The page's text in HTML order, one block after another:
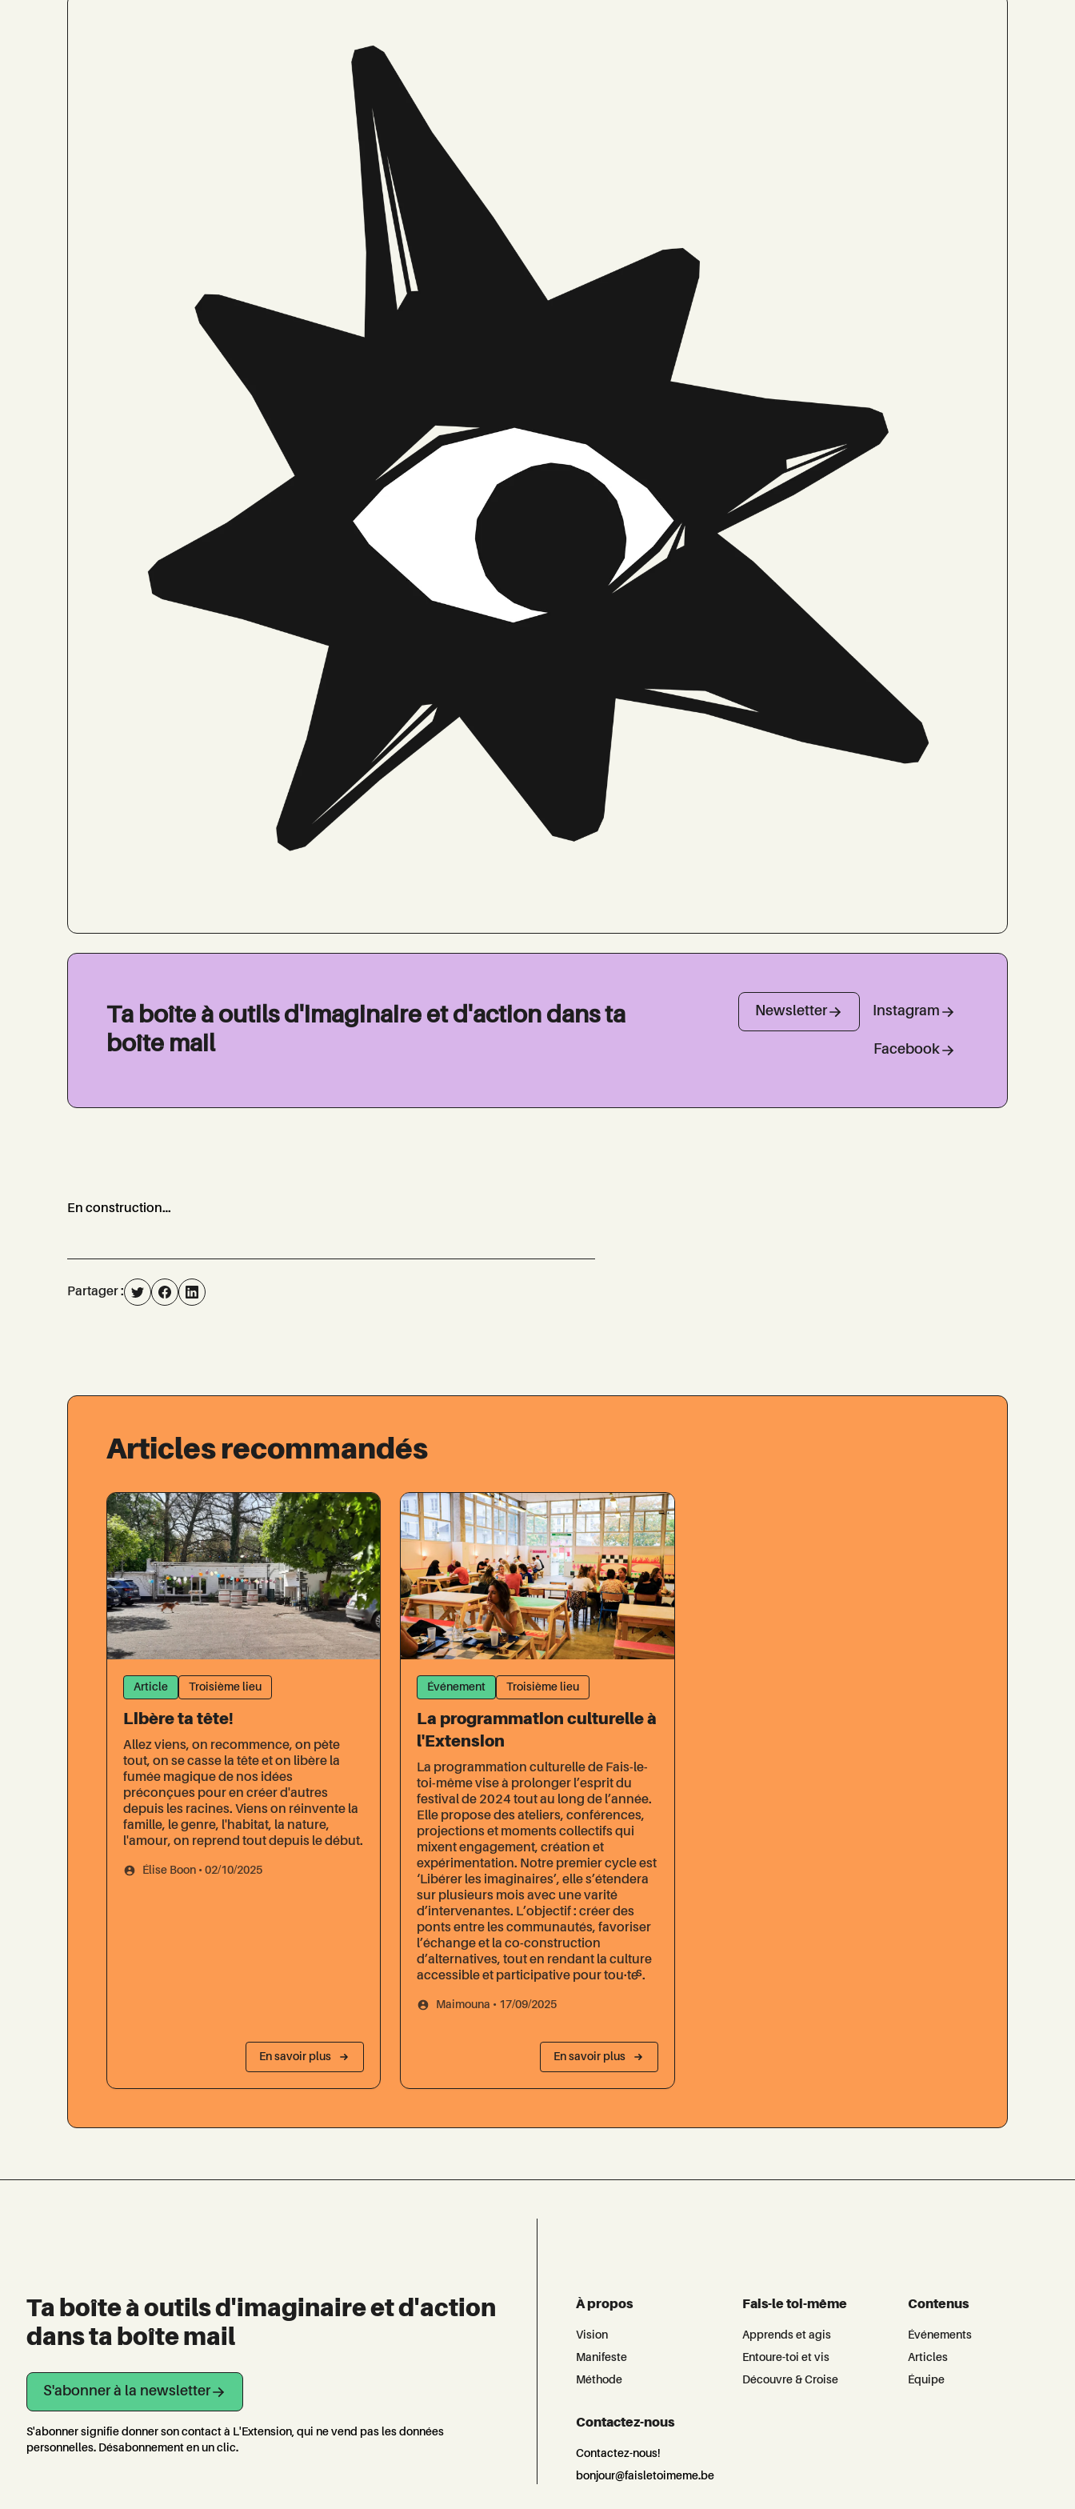
Ta boîte à outils d'imaginaire et d'action dans ta
boîte mail
Newsletter Instagram
Facebook
En construction...
Partager :
Articles recommandés
Article Troisième lieu
Libère ta tête!
Allez viens, on recommence, on pète
tout, on se casse la tête et on libère la
fumée magique de nos idées
préconçues pour en créer d'autres
depuis les racines. Viens on réinvente la
famille, le genre, l'habitat, la nature,
l'amour, on reprend tout depuis le début.
Élise Boon • 02/10/2025
En savoir plus
Événement Troisième lieu
La programmation culturelle à
l'Extension
La programmation culturelle de Fais-le-
toi-même vise à prolonger l’esprit du
festival de 2024 tout au long de l’année.
Elle propose des ateliers, conférences,
projections et moments collectifs qui
mixent engagement, création et
expérimentation. Notre premier cycle est
‘Libérer les imaginaires’, elle s’étendera
sur plusieurs mois avec une varité
d’intervenantes. L’objectif : créer des
ponts entre les communautés, favoriser
l’échange et la co-construction
d’alternatives, tout en rendant la culture
accessible et participative pour tou·te·s.
Maimouna • 17/09/2025
En savoir plus
Ta boîte à outils d'imaginaire et d'action
dans ta boîte mail
S'abonner à la newsletter
S'abonner signifie donner son contact à L'Extension, qui ne vend pas les données
personnelles. Désabonnement en un clic.
À propos
Vision
Manifeste
Méthode
Fais-le toi-même
Apprends et agis
Entoure-toi et vis
Découvre & Croise
Contenus
Événements
Articles
Équipe
Contactez-nous
Contactez-nous!
bonjour@faisletoimeme.be